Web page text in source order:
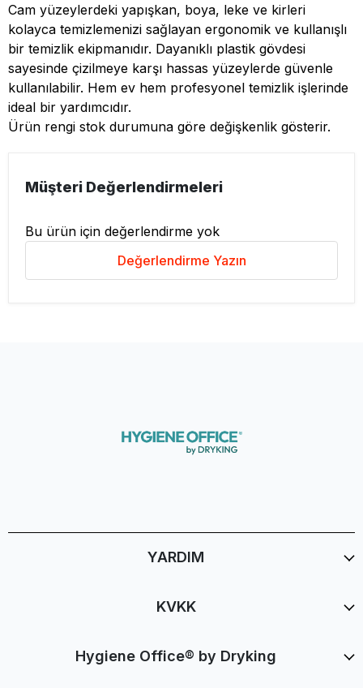
Cam yüzeylerdeki yapışkan, boya, leke ve kirleri
kolayca temizlemenizi sağlayan ergonomik ve kullanışlı
bir temizlik ekipmanıdır. Dayanıklı plastik gövdesi
sayesinde çizilmeye karşı hassas yüzeylerde güvenle
kullanılabilir. Hem ev hem profesyonel temizlik işlerinde
ideal bir yardımcıdır.
Ürün rengi stok durumuna göre değişkenlik gösterir.
Müşteri Değerlendirmeleri
Bu ürün için değerlendirme yok
Değerlendirme Yazın
YARDIM
KVKK
Hygiene Office® by Dryking